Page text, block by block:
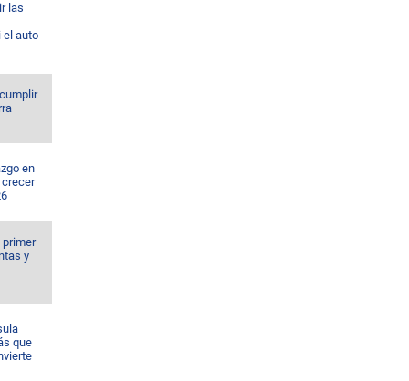
las
el auto
en
crecer
primer
y
que